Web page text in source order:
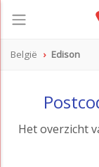
België Edison
Het overzicht